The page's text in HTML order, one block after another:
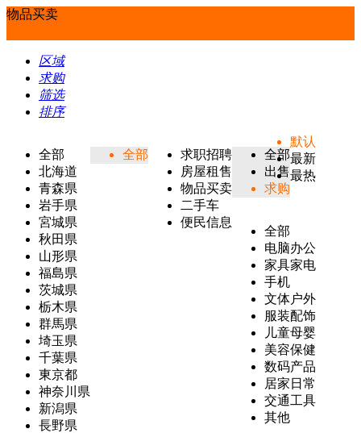
物品买卖
区域
求购
筛选
排序
全部
北海道
青森県
岩手県
宮城県
秋田県
山形県
福島県
茨城県
栃木県
群馬県
埼玉県
千葉県
東京都
神奈川県
新潟県
長野県
全部
求职招聘
房屋租售
物品买卖
二手车
便民信息
全部
出售
求购
全部
电脑办公
家具家电
手机
文体户外
服装配饰
儿童母婴
美容保健
数码产品
居家日常
交通工具
其他
默认
最新
最热